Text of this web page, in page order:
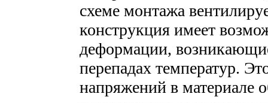
схеме монтажа
конструкция имеет
деформации,
перепадах температур.
напряжений в материале